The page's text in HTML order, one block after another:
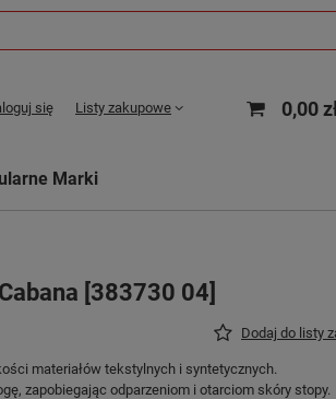
się Listy zakupowe 0,00
Marki
[383730 04]
Dodaj do listy
materiałów tekstylnych i syntetycznych.
zapobiegając odparzeniom i otarciom skóry stopy.